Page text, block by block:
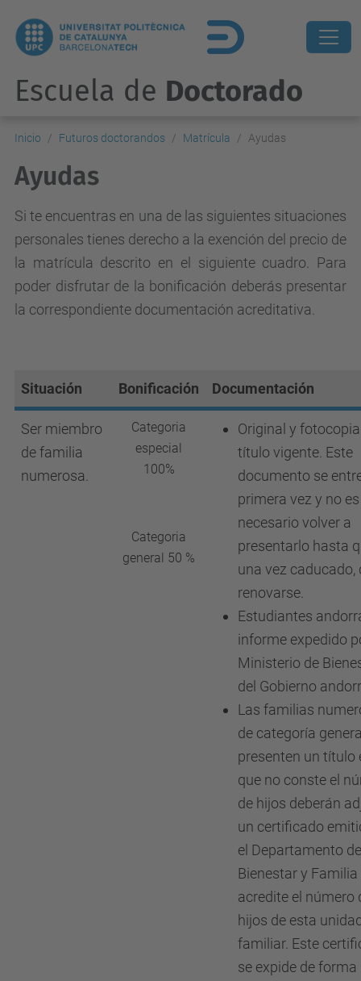
Escuela de Doctorado
Inicio Futuros doctorandos Matrícula Ayudas
Ayudas
Si te encuentras en una de las siguientes situaciones
personales tienes derecho a la exención del precio de
la matrícula descrito en el siguiente cuadro. Para
poder disfrutar de la bonificación deberás presentar
la correspondiente documentación acreditativa.
Situación Bonificación Documentación
Ser miembro
de familia
numerosa.
Categoria
especial
100%
Categoria
general 50 %
Original y
título vigente. Este
documento se
primera vez y no es
necesario volver a
presentarlo hasta
una vez caducado,
renovarse.
Estudiantes
informe expedido
Ministerio de
del Gobierno
Las familias
de categoría
presenten un título
que no conste el
de hijos deberán
un certificado
el Departamento de
Bienestar y Familia
acredite el número
hijos de esta
familiar. Este
se expide de forma